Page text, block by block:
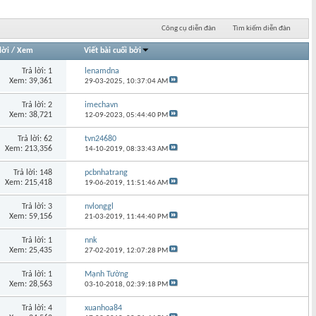
Công cụ diễn đàn Tìm kiếm diễn đàn
/ Xem Viết bài cuối bởi
Trả lời: 1
Xem: 39,361
lenamdna
29-03-2025, 10:37:04 AM
Trả lời: 2
Xem: 38,721
imechavn
12-09-2023,05:44:40 PM
Trả lời: 62
Xem: 213,356
tvn24680
14-10-2019,08:33:43 AM
Trả lời: 148
Xem: 215,418
pcbnhatrang
19-06-2019, 11:51:46 AM
Trả lời: 3
Xem: 59,156
nvlonggl
21-03-2019, 11:44:40 PM
Trả lời: 1
Xem: 25,435
nnk
27-02-2019, 12:07:28 PM
Trả lời: 1
Xem: 28,563
Mạnh Tường
03-10-2018,02:39:18 PM
Trả lời: 4
xuanhoa84